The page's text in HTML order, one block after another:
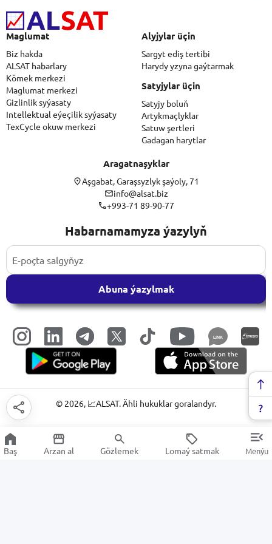
Maglumat
Biz hakda
ALSAT habarlary
Kömek merkezi
Maglumat merkezi
Gizlinlik syýasaty
Intellektual eýeçilik syýasaty
TexCycle okuw merkezi
Alyjylar üçin
Sargyt ediş tertibi
Harydy yzyna gaýtarmak
Satyjylar üçin
Satyjy boluň
Artykmaçlyklar
Satuw şertleri
Gadagan harytlar
Aragatnaşyklar
Aşgabat, Garaşsyzlyk şaýoly, 71
info@alsat.biz
+993-71 89-90-77
Habarnamamyza ýazylyň
Abuna ýazylmak
LINK
© 2026, 📈ALSAT. Ähli hukuklar goralandyr.
Baş Arzan al Gözlemek Lomaý satmak Menýu